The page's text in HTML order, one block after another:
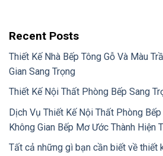
Recent Posts
Thiết Kế Nhà Bếp Tông Gỗ Và Màu
Gian Sang Trọng
Thiết Kế Nội Thất Phòng Bếp Sang
Dịch Vụ Thiết Kế Nội Thất Phòng
Không Gian Bếp Mơ Ước Thành Hiện
Tất cả những gì bạn cần biết về thiết